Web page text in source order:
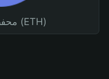
محفظة إيثيريوم (ETH)